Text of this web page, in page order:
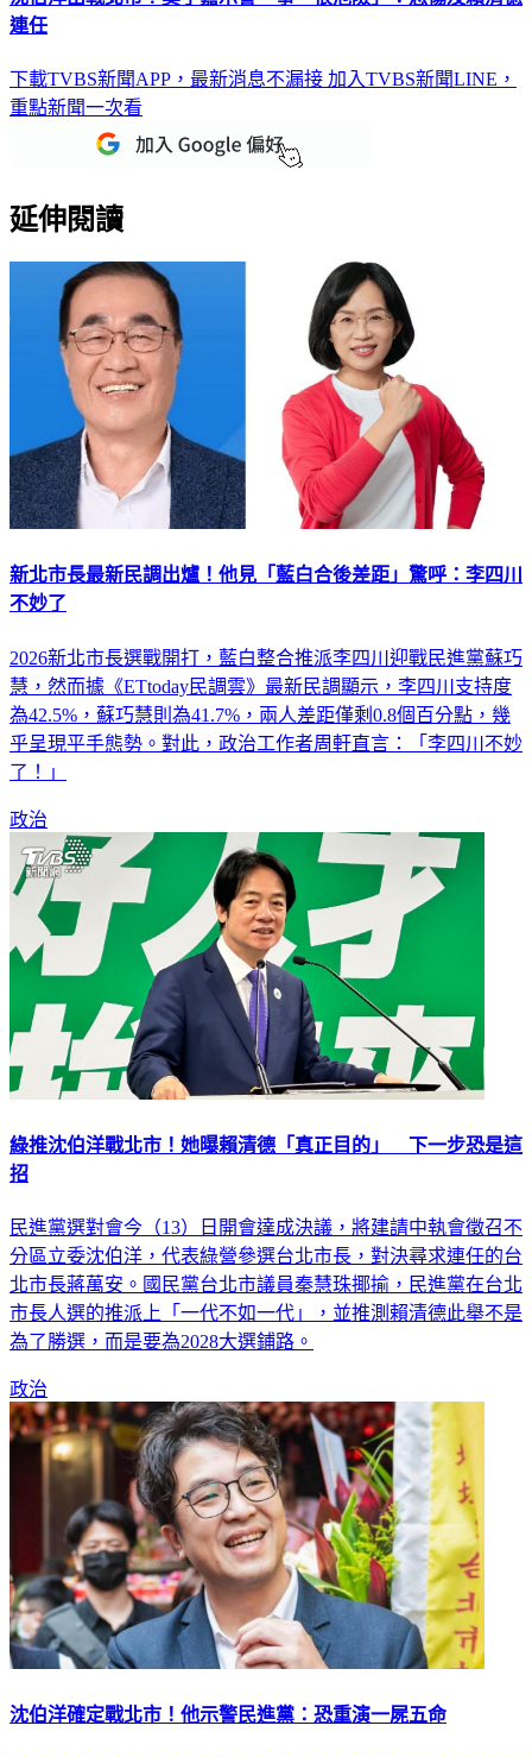
連任
下載TVBS新聞APP，最新消息不漏接 加入TVBS新聞LINE，
重點新聞一次看
延伸閱讀
新北市長最新民調出爐！他見「藍白合後差距」驚呼：李四川
不妙了
2026新北市長選戰開打，藍白整合推派李四川迎戰民進黨蘇巧
慧，然而據《ETtoday民調雲》最新民調顯示，李四川支持度
為42.5%，蘇巧慧則為41.7%，兩人差距僅剩0.8個百分點，幾
乎呈現平手態勢。對此，政治工作者周軒直言：「李四川不妙
了！」
政治
綠推沈伯洋戰北市！她曝賴清德「真正目的」 下一步恐是這
招
民進黨選對會今（13）日開會達成決議，將建請中執會徵召不
分區立委沈伯洋，代表綠營參選台北市長，對決尋求連任的台
北市長蔣萬安。國民黨台北市議員秦慧珠揶揄，民進黨在台北
市長人選的推派上「一代不如一代」，並推測賴清德此舉不是
為了勝選，而是要為2028大選鋪路。
政治
沈伯洋確定戰北市！他示警民進黨：恐重演一屍五命